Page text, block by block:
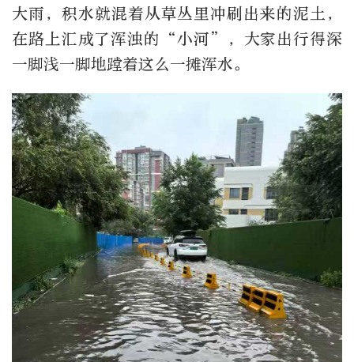
大雨，积水就混着从草丛里冲刷出来的泥土，
在路上汇成了浑浊的“小河”，大家出行得深
一脚浅一脚地蹚着这么一摊浑水。